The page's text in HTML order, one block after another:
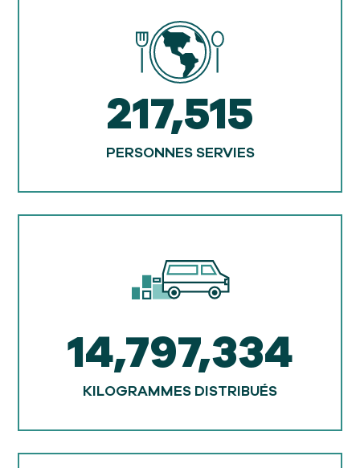
217,515
PERSONNES SERVIES
14,797,334
KILOGRAMMES DISTRIBUÉS